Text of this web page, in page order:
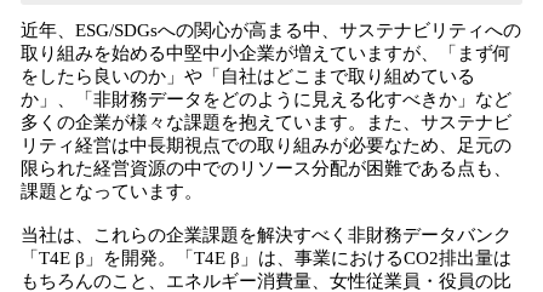
近年、ESG/SDGsへの関心が高まる中、サステナビリティへの
取り組みを始める中堅中小企業が増えていますが、「まず何
をしたら良いのか」や「自社はどこまで取り組めている
か」、「非財務データをどのように見える化すべきか」など
多くの企業が様々な課題を抱えています。また、サステナビ
リティ経営は中長期視点での取り組みが必要なため、足元の
限られた経営資源の中でのリソース分配が困難である点も、
課題となっています。
当社は、これらの企業課題を解決すべく非財務データバンク
「T4E β」を開発。「T4E β」は、事業におけるCO2排出量は
もちろんのこと、エネルギー消費量、女性従業員・役員の比